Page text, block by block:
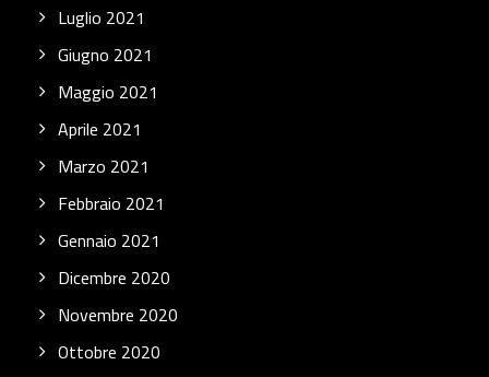
Luglio 2021
Giugno 2021
Maggio 2021
Aprile 2021
Marzo 2021
Febbraio 2021
Gennaio 2021
Dicembre 2020
Novembre 2020
Ottobre 2020